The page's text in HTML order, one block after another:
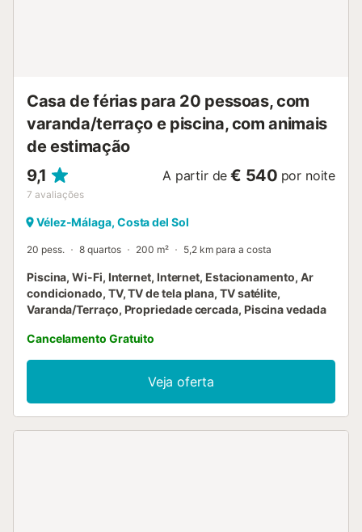
Casa de férias para 20 pessoas, com
varanda/terraço e piscina, com animais
de estimação
9,1
7 avaliações
A partir de € 540 por noite
Vélez-Málaga, Costa del Sol
20 pess. 8 quartos 200 m² 5,2 km para a costa
Piscina, Wi-Fi, Internet, Internet, Estacionamento, Ar
condicionado, TV, TV de tela plana, TV satélite,
Varanda/Terraço, Propriedade cercada, Piscina vedada
Cancelamento Gratuito
Veja oferta